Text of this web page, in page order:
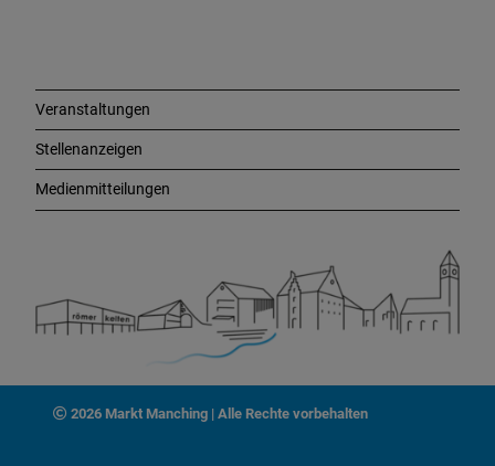
Veranstaltungen
Stellenanzeigen
Medienmitteilungen
2026 Markt Manching | Alle Rechte vorbehalten